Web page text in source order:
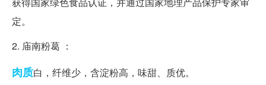
定。
2. 庙南粉葛 ：
肉质白，纤维少，含淀粉高，味甜、质优。